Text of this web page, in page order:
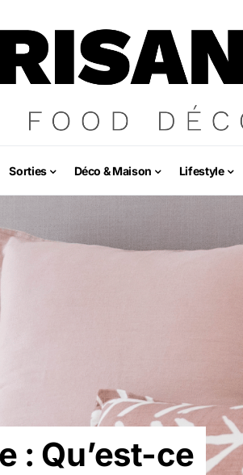
Sorties Déco & Maison Lifestyle
: Qu’est-ce